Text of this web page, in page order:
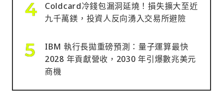
Coldcard冷錢包漏洞延燒！損失擴大至近
九千萬鎂，投資人反向湧入交易所避險
IBM 執行長拋重磅預測：量子運算最快
2028 年貢獻營收，2030 年引爆數兆美元
商機